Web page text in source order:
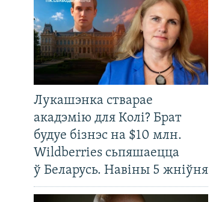
Лукашэнка стварае
акадэмію для Колі? Брат
будуе бізнэс на $10 млн.
Wildberries сьпяшаецца
ў Беларусь. Навіны 5 жніўня